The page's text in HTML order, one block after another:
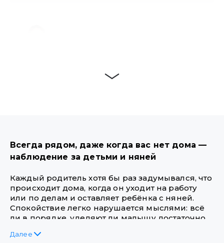
Быков Дмитрий
Менеджер проектов
Всегда рядом, даже когда вас нет дома —
наблюдение за детьми и няней
Каждый родитель хотя бы раз задумывался, что
происходит дома, когда он уходит на работу
или по делам и оставляет ребёнка с няней.
Спокойствие легко нарушается мыслями: всё
ли в порядке, уделяют ли малышу достаточно
безопасности? Современный ритм жизни не
Далее